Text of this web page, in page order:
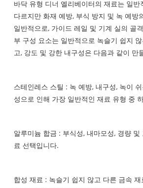
바닥 유형 디너 엘리베이터의 재료는 일
다르지만 화재 예방, 부식 방지 및 녹 예방
일반적으로, 가이드 레일 및 기계 실의 골
부 구성 요소는 일반적으로 녹슬기 쉽지
고, 강도 및 강한 내구성은 다음과 같이 만
스테인레스 스틸 : 녹 예방, 내구성, 녹이
성으로 인해 가장 일반적인 재료 유형 중
알루미늄 합금 : 부식성, 내마모성, 경량 및
료 선택입니다.
합성 재료 : 녹슬기 쉽지 않고 다른 금속